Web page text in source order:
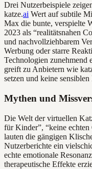
Drei Nutzerbeispiele
katze.ai Wert auf subtile
Max die bunte, verspielte
2023 als “realitätsnahen
und nachvollziehbarem
Werbung oder starre
Technologien zunehmend
greift zu Anbietern wie
setzen und keine
Mythen und
Die Welt der virtuellen
für Kinder”, “keine
lauten die gängigen
Nutzerberichte ein
echte emotionale
therapeutische Effekte